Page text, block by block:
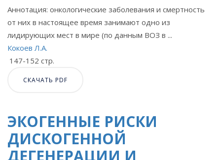
Аннотация: онкологические заболевания и смертность
от них в настоящее время занимают одно из
лидирующих мест в мире (по данным ВОЗ в ...
Кокоев Л.А.
147-152 стр.
СКАЧАТЬ PDF
ЭКОГЕННЫЕ РИСКИ
ДИСКОГЕННОЙ
ДЕГЕНЕРАЦИИ И